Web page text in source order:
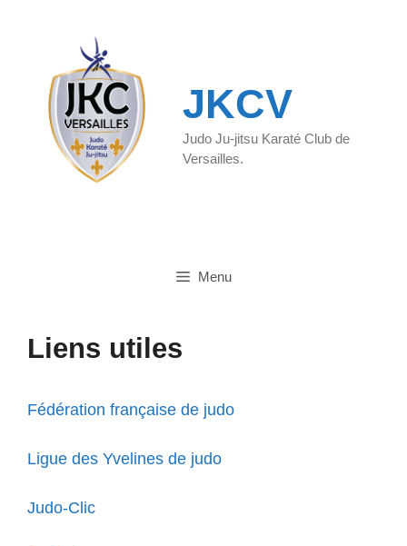
JKCV
Judo Ju-jitsu Karaté Club de
Versailles.
Menu
Liens utiles
Fédération française de judo
Ligue des Yvelines de judo
Judo-Clic